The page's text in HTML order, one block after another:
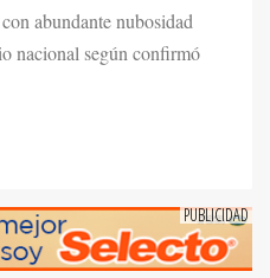
abundante nubosidad
nacional según confirmó